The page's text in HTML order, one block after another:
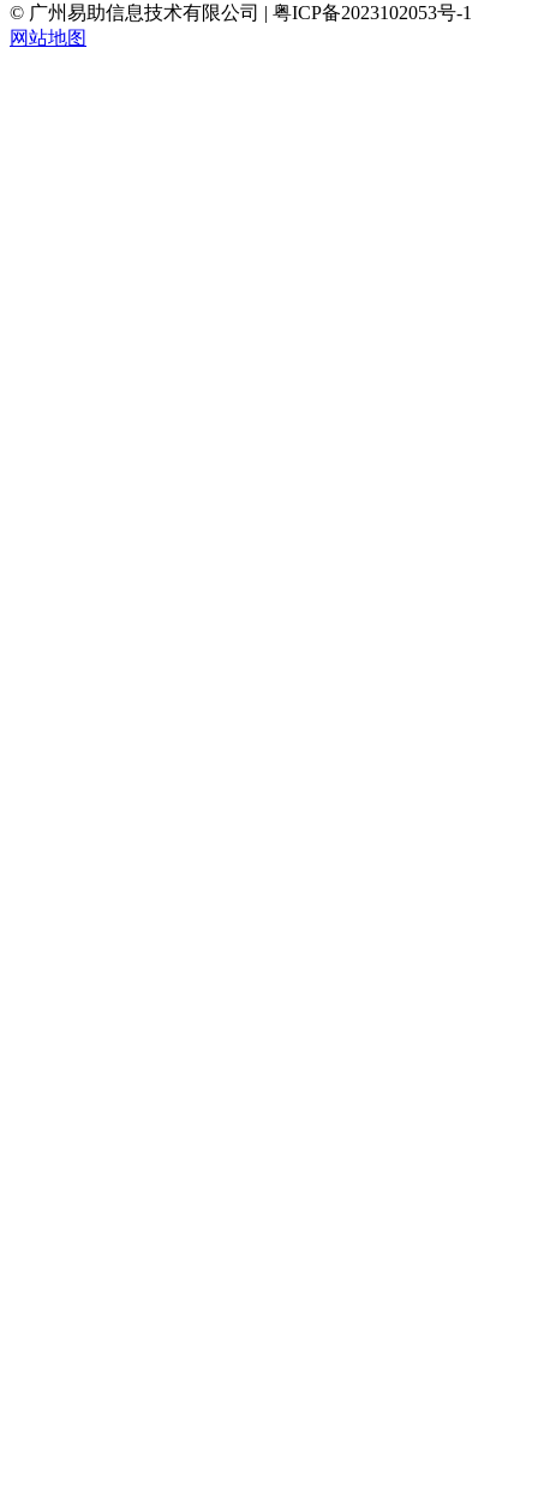
© 广州易助信息技术有限公司 | 粤ICP备2023102053号-1
网站地图